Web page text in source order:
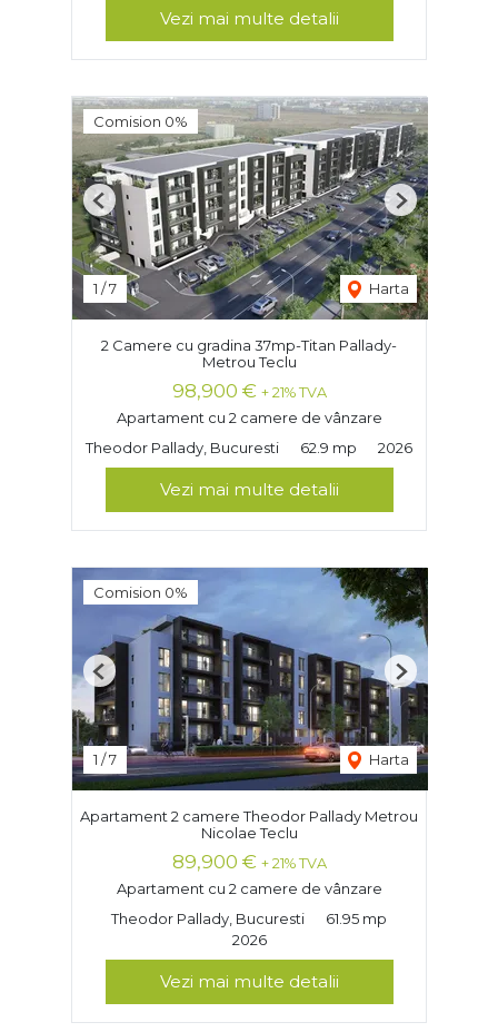
Vezi mai multe detalii
Comision 0%
1 /7 Harta
Previous Next
2 Camere cu gradina 37mp-Titan Pallady-
Metrou Teclu
98,900 € + 21% TVA
Apartament cu 2 camere de vânzare
Theodor Pallady, Bucuresti
62.9 mp 2026
Vezi mai multe detalii
Comision 0%
1 /7 Harta
Previous Next
Apartament 2 camere Theodor Pallady Metrou
Nicolae Teclu
89,900 € + 21% TVA
Apartament cu 2 camere de vânzare
Theodor Pallady, Bucuresti
61.95 mp
2026
Vezi mai multe detalii